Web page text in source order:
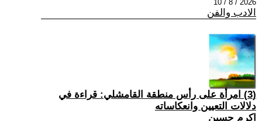
2026 / 8 / 10
الادب والفن
(3) امرأة على رأس منطقة القامشلي: قراءة في
دلالات التعيين وانعكاساته
اكرم حسين